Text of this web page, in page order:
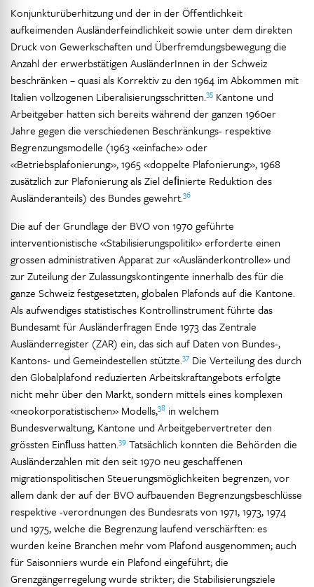
Konjunkturüberhitzung und der in der Öffentlichkeit
aufkeimenden Ausländerfeindlichkeit sowie unter dem direkten
Druck von Gewerkschaften und Überfremdungsbewegung die
Anzahl der erwerbstätigen AusländerInnen in der Schweiz
beschränken – quasi als Korrektiv zu den 1964 im Abkommen mit
Italien vollzogenen Liberalisierungsschritten.35 Kantone und
Arbeitgeber hatten sich bereits während der ganzen 1960er
Jahre gegen die verschiedenen Beschränkungs- respektive
Begrenzungsmodelle (1963 «einfache» oder
«Betriebsplafonierung», 1965 «doppelte Plafonierung», 1968
zusätzlich zur Plafonierung als Ziel deﬁnierte Reduktion des
Ausländeranteils) des Bundes gewehrt.36
Die auf der Grundlage der BVO von 1970 geführte
interventionistische «Stabilisierungspolitik» erforderte einen
grossen administrativen Apparat zur «Ausländerkontrolle» und
zur Zuteilung der Zulassungskontingente innerhalb des für die
ganze Schweiz festgesetzten, globalen Plafonds auf die Kantone.
Als aufwendiges statistisches Kontrollinstrument führte das
Bundesamt für Ausländerfragen Ende 1973 das Zentrale
Ausländerregister (ZAR) ein, das sich auf Daten von Bundes-,
Kantons- und Gemeindestellen stützte.37 Die Verteilung des durch
den Globalplafond reduzierten Arbeitskraftangebots erfolgte
nicht mehr über den Markt, sondern mittels eines komplexen
«neokorporatistischen» Modells,38 in welchem
Bundesverwaltung, Kantone und Arbeitgebervertreter den
grössten Einﬂuss hatten.39 Tatsächlich konnten die Behörden die
Ausländerzahlen mit den seit 1970 neu geschaffenen
migrationspolitischen Steuerungsmöglichkeiten begrenzen, vor
allem dank der auf der BVO aufbauenden Begrenzungsbeschlüsse
respektive -verordnungen des Bundesrats von 1971, 1973, 1974
und 1975, welche die Begrenzung laufend verschärften: es
wurden keine Branchen mehr vom Plafond ausgenommen; auch
für Saisonniers wurde ein Plafond eingeführt; die
Grenzgängerregelung wurde strikter; die Stabilisierungsziele